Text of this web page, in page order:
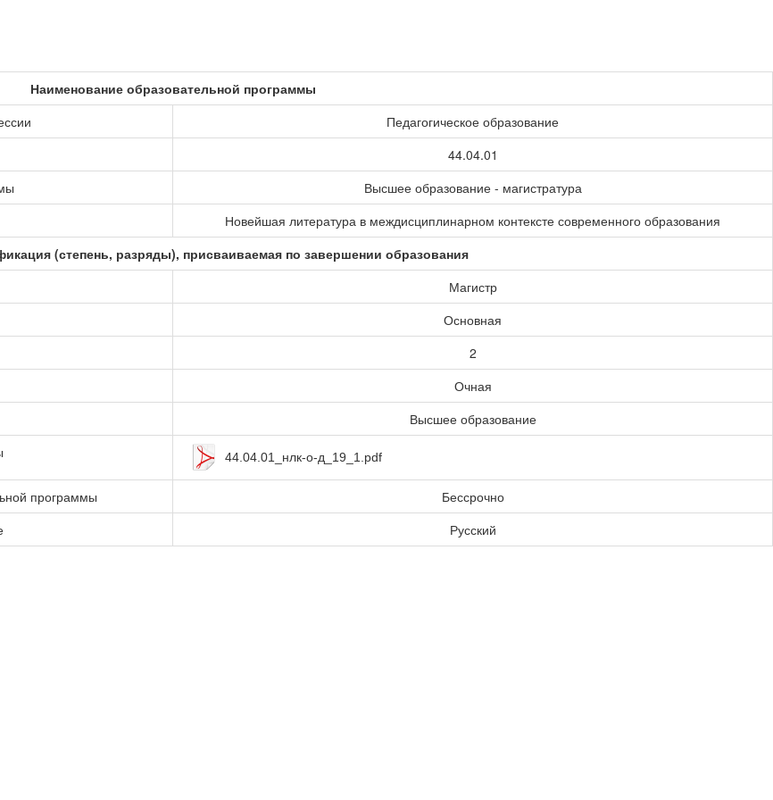
Наименование образовательной программы
Педагогическое образование
44.04.01
Высшее образование - магистратура
Новейшая литература в междисциплинарном контексте современного образования
(степень, разряды), присваиваемая по завершении образования
Магистр
Основная
2
Очная
Высшее образование
44.04.01_нлк-о-д_19_1.pdf
программы
Бессрочно
Русский